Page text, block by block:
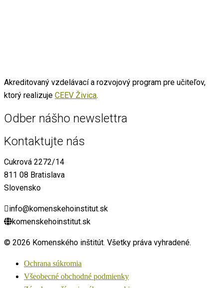
Akreditovaný vzdelávací a rozvojový program pre učiteľov,
ktorý realizuje CEEV Živica.
Odber nášho newslettra
Kontaktujte nás
Cukrová 2272/14
811 08 Bratislava
Slovensko
info@komenskehoinstitut.sk
komenskehoinstitut.sk
© 2026 Komenského inštitút. Všetky práva vyhradené.
Ochrana súkromia
Všeobecné obchodné podmienky